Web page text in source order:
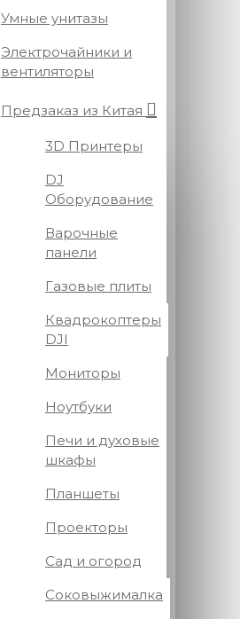
Умные унитазы
Электрочайники и
вентиляторы
Предзаказ из Китая
3D Принтеры
DJ
Оборудование
Варочные
панели
Газовые плиты
Квадрокоптеры
DJI
Мониторы
Ноутбуки
Печи и духовые
шкафы
Планшеты
Проекторы
Сад и огород
Соковыжималка